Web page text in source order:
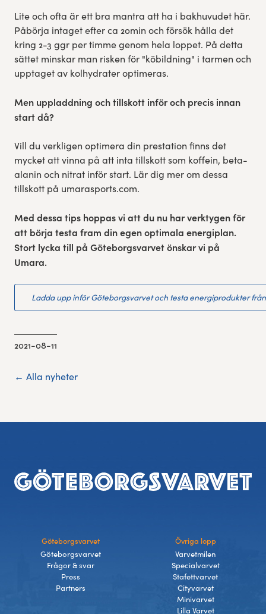
Lite och ofta är ett bra mantra att ha i bakhuvudet här.
Påbörja intaget efter ca 20min och försök hålla det
kring 2-3 ggr per timme genom hela loppet. På detta
sättet minskar man risken för "köbildning" i tarmen och
upptaget av kolhydrater optimeras.
Men uppladdning och tillskott inför och precis innan
start då?
Vill du verkligen optimera din prestation finns det
mycket att vinna på att inta tillskott som koffein, beta-
alanin och nitrat inför start. Lär dig mer om dessa
tillskott på umarasports.com.
Med dessa tips hoppas vi att du nu har verktygen för
att börja testa fram din egen optimala energiplan.
Stort lycka till på Göteborgsvarvet önskar vi på
Umara.
Ladda upp inför Göteborgsvarvet och testa energiprodukter
2021-08-11
← Alla nyheter
Sidfot
Göteborgsvarvet
Göteborgsvarvet
Frågor & svar
Press
Partners
Övriga lopp
Varvetmilen
Specialvarvet
Stafettvarvet
Cityvarvet
Minivarvet
Lilla Varvet